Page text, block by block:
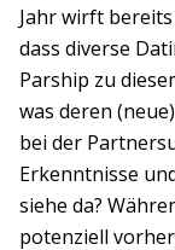
Jahr wirft
dass diverse
Parship zu
was deren
bei der
Erkenntnisse
siehe da?
potenziell